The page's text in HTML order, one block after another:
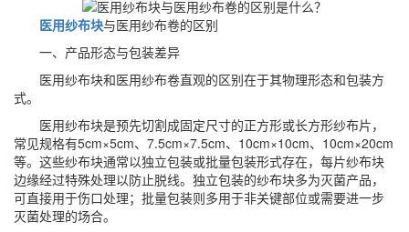
医用纱布块与医用纱布卷的区别
一、产品形态与包装差异
医用纱布块和医用纱布卷直观的区别在于其物理形态和包装方
式。
医用纱布块是预先切割成固定尺寸的正方形或长方形纱布片，
常见规格有5cm×5cm、7.5cm×7.5cm、10cm×10cm、10cm×20cm
等。这些纱布块通常以独立包装或批量包装形式存在，每片纱布块
边缘经过特殊处理以防止脱线。独立包装的纱布块多为灭菌产品，
可直接用于伤口处理；批量包装则多用于非关键部位或需要进一步
灭菌处理的场合。